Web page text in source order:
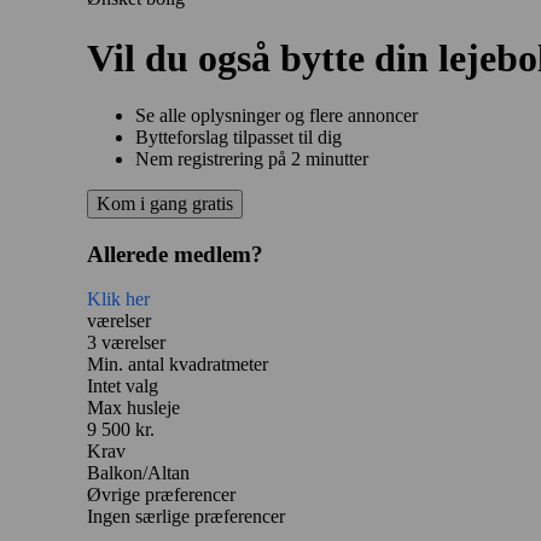
Vil du også bytte din
Se alle oplysninger og flere annoncer
Bytteforslag tilpasset til dig
Nem registrering på 2 minutter
Kom i gang gratis
Allerede medlem?
Klik her
værelser
3 værelser
Min. antal kvadratmeter
Intet valg
Max husleje
9 500 kr.
Krav
Balkon/Altan
Øvrige præferencer
Ingen særlige præferencer